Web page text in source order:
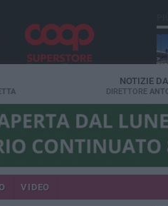
NOTIZIE DA
DIRETTORE
VIDEO